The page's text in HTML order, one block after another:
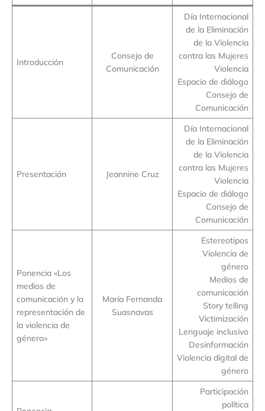
Introducción
Consejo de
Comunicación
Día Internacional
de la Eliminación
de la Violencia
contra las Mujeres
Violencia
Espacio de diálogo
Consejo de
Comunicación
Presentación Jeannine Cruz
Día Internacional
de la Eliminación
de la Violencia
contra las Mujeres
Violencia
Espacio de diálogo
Consejo de
Comunicación
Ponencia «Los
medios de
comunicación y la
representación de
la violencia de
género»
María Fernanda
Suasnavas
Estereotipos
Violencia de
género
Medios de
comunicación
Story telling
Victimización
Lenguaje inclusivo
Desinformación
Violencia digital de
género
Participación
política